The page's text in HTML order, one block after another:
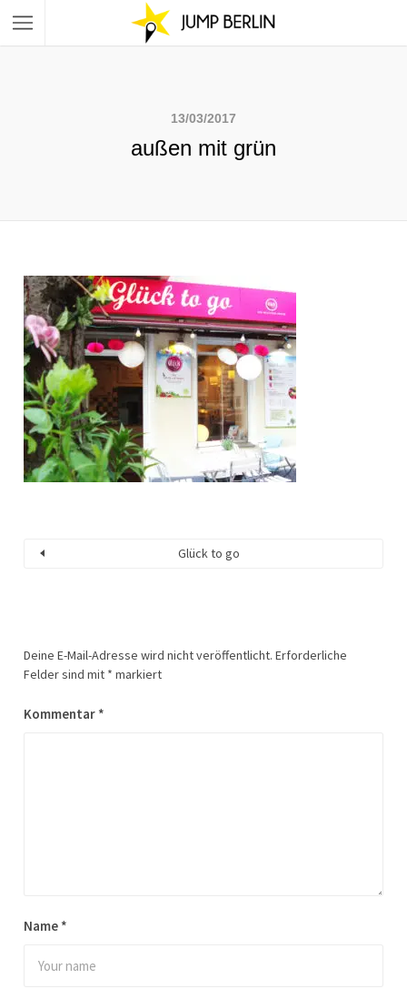
13/03/2017
außen mit grün
Glück to go
Deine E-Mail-Adresse wird nicht veröffentlicht. Erforderliche
Felder sind mit * markiert
Kommentar *
Name *